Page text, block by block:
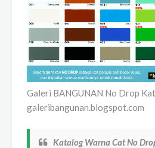
Galeri BANGUNAN No Drop
galeribangunan.blogspot.com
Katalog Warna Cat No